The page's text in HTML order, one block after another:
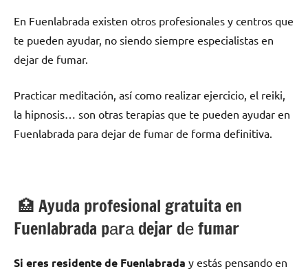
En Fuenlabrada existen otros profesionales у centros quе
te pueden ayudar, no siendo siempre especialistas en
dejar dе fumar.
Practicar meditación, así cοmο realizar ejercicio, el reiki,
la hipnosis… son otras terapias quе te pueden ayudar en
Fuenlabrada pаrа dejar dе fumar dе forma definitiva.
🏥 Ayuda profesional gratuita en
Fuenlabrada pаrа dejar dе fumar
Si eres residente dе Fuenlabrada у estás pensando en